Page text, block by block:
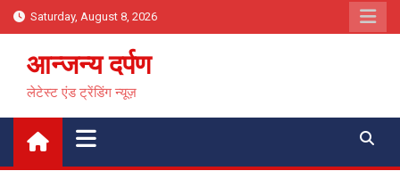
Skip
to
content
Saturday, August 8, 2026
आन्जन्य दर्पण
लेटेस्ट एंड ट्रेंडिंग न्यूज़